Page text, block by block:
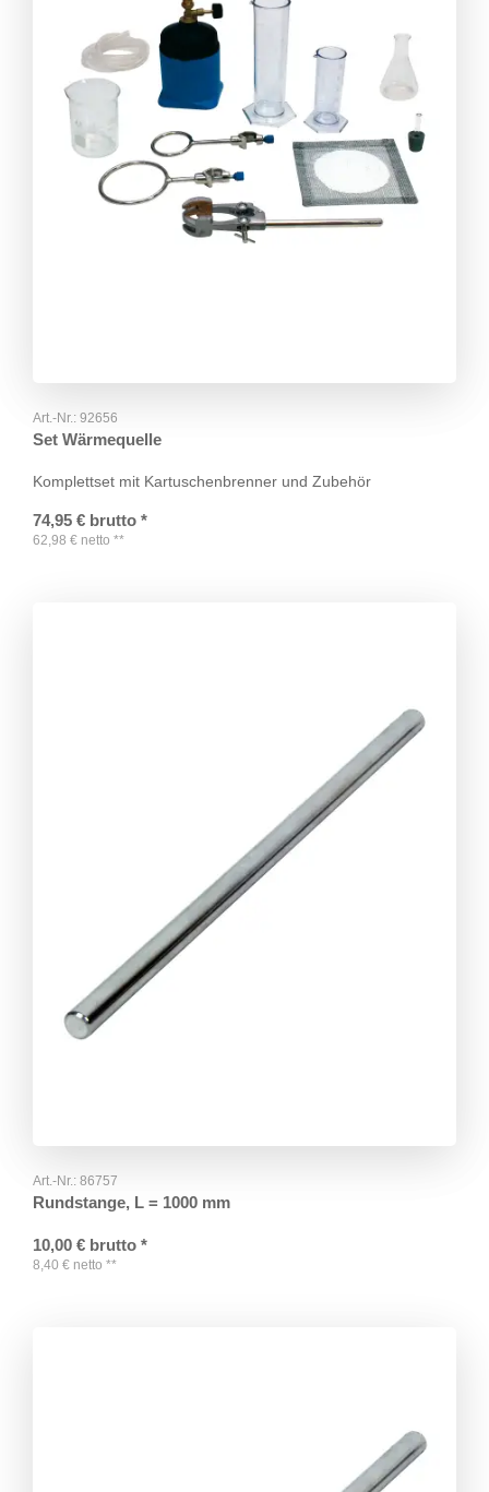
Art.-Nr.: 92656
Set Wärmequelle
Komplettset mit Kartuschenbrenner und Zubehör
74,95 € brutto *
62,98 € netto **
Art.-Nr.: 86757
Rundstange, L = 1000 mm
10,00 € brutto *
8,40 € netto **